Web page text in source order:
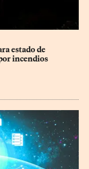
estado de
incendios